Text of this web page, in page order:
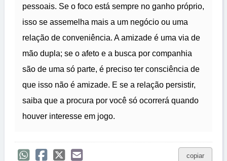
pessoais. Se o foco está sempre no ganho próprio,
isso se assemelha mais a um negócio ou uma
relação de conveniência. A amizade é uma via de
mão dupla; se o afeto e a busca por companhia
são de uma só parte, é preciso ter consciência de
que isso não é amizade. E se a relação persistir,
saiba que a procura por você só ocorrerá quando
houver interesse em jogo.
copiar